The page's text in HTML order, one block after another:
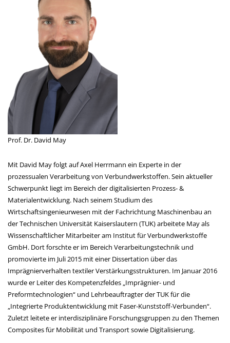
Prof. Dr. David May
Mit David May folgt auf Axel Herrmann ein Experte in der
prozessualen Verarbeitung von Verbundwerkstoffen. Sein aktueller
Schwerpunkt liegt im Bereich der digitalisierten Prozess- &
Materialentwicklung. Nach seinem Studium des
Wirtschaftsingenieurwesen mit der Fachrichtung Maschinenbau an
der Technischen Universität Kaiserslautern (TUK) arbeitete May als
Wissenschaftlicher Mitarbeiter am Institut für Verbundwerkstoffe
GmbH. Dort forschte er im Bereich Verarbeitungstechnik und
promovierte im Juli 2015 mit einer Dissertation über das
Imprägnierverhalten textiler Verstärkungsstrukturen. Im Januar 2016
wurde er Leiter des Kompetenzfeldes „Imprägnier- und
Preformtechnologien“ und Lehrbeauftragter der TUK für die
„Integrierte Produktentwicklung mit Faser-Kunststoff-Verbunden“.
Zuletzt leitete er interdisziplinäre Forschungsgruppen zu den Themen
Composites für Mobilität und Transport sowie Digitalisierung.